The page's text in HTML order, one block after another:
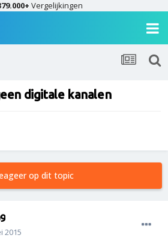
Vergelijkingen
digitale kanalen
op dit topic
2015